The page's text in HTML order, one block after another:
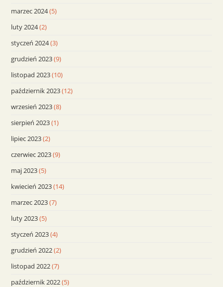
marzec 2024(5)
luty 2024(2)
styczeń 2024(3)
grudzień 2023(9)
listopad 2023(10)
październik 2023(12)
wrzesień 2023(8)
sierpień 2023(1)
lipiec 2023(2)
czerwiec 2023(9)
maj 2023(5)
kwiecień 2023(14)
marzec 2023(7)
luty 2023(5)
styczeń 2023(4)
grudzień 2022(2)
listopad 2022(7)
październik 2022(5)